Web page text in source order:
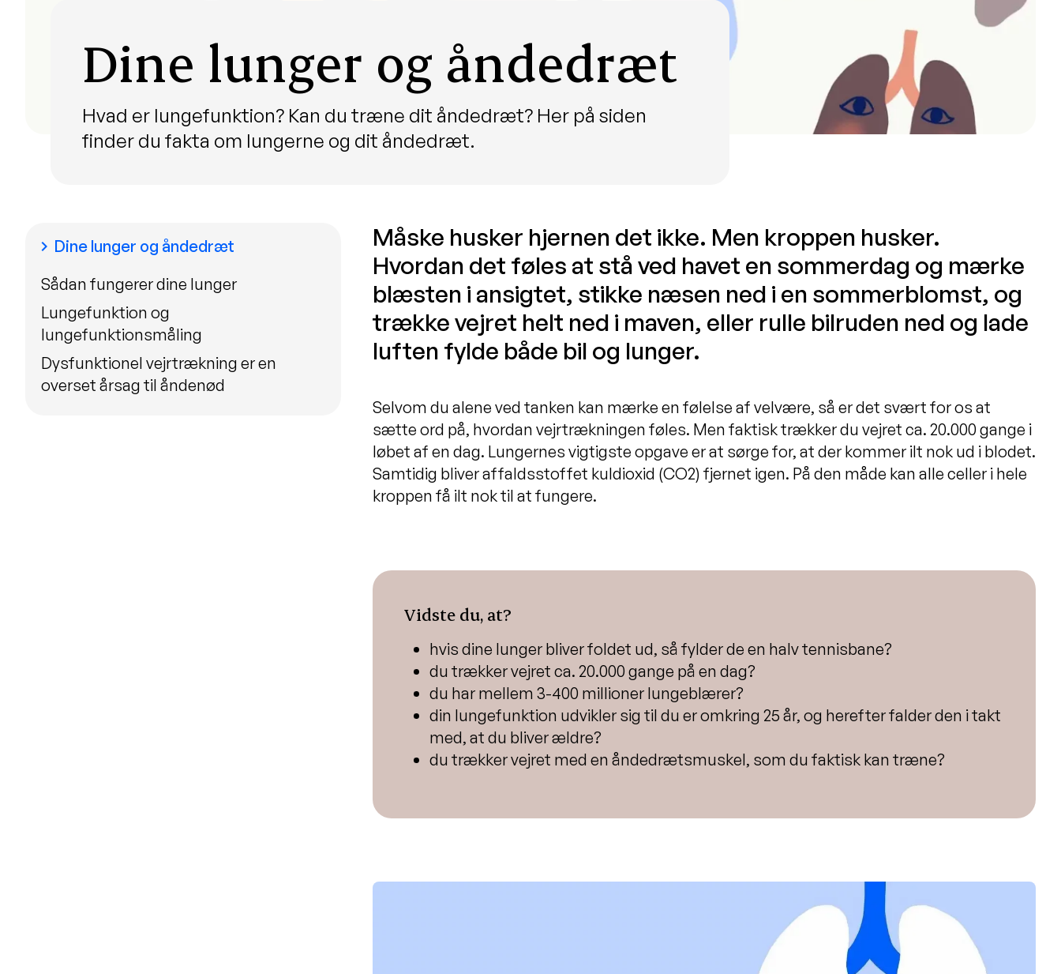
Dine lunger og åndedræt
Hvad er lungefunktion? Kan du træne dit åndedræt? Her på siden
finder du fakta om lungerne og dit åndedræt.
chevron_right Dine lunger og åndedræt
Sådan fungerer dine lunger
Lungefunktion og
lungefunktionsmåling
Dysfunktionel vejrtrækning er en
overset årsag til åndenød
Måske husker hjernen det ikke. Men kroppen husker.
Hvordan det føles at stå ved havet en sommerdag og mærke
blæsten i ansigtet, stikke næsen ned i en sommerblomst, og
trække vejret helt ned i maven, eller rulle bilruden ned og lade
luften fylde både bil og lunger.
Selvom du alene ved tanken kan mærke en følelse af velvære, så er det svært for os at
sætte ord på, hvordan vejrtrækningen føles. Men faktisk trækker du vejret ca. 20.000 gange i
løbet af en dag. Lungernes vigtigste opgave er at sørge for, at der kommer ilt nok ud i blodet.
Samtidig bliver affaldsstoffet kuldioxid (CO2) fjernet igen. På den måde kan alle celler i hele
kroppen få ilt nok til at fungere.
Vidste du, at?
hvis dine lunger bliver foldet ud, så fylder de en halv tennisbane?
du trækker vejret ca. 20.000 gange på en dag?
du har mellem 3-400 millioner lungeblærer?
din lungefunktion udvikler sig til du er omkring 25 år, og herefter falder den i takt
med, at du bliver ældre?
du trækker vejret med en åndedrætsmuskel, som du faktisk kan træne?